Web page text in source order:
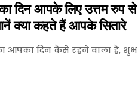
आपके लिए उत्तम रुप से
क्या कहते हैं आपके सितारे
आपका दिन कैसे रहने वाला है, शुभ